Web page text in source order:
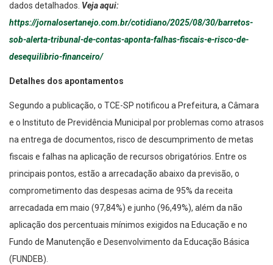
dados detalhados. Veja aqui:
https://jornalosertanejo.com.br/cotidiano/2025/08/30/barretos-
sob-alerta-tribunal-de-contas-aponta-falhas-fiscais-e-risco-de-
desequilibrio-financeiro/
Detalhes dos apontamentos
Segundo a publicação, o TCE-SP notificou a Prefeitura, a Câmara
e o Instituto de Previdência Municipal por problemas como atrasos
na entrega de documentos, risco de descumprimento de metas
fiscais e falhas na aplicação de recursos obrigatórios. Entre os
principais pontos, estão a arrecadação abaixo da previsão, o
comprometimento das despesas acima de 95% da receita
arrecadada em maio (97,84%) e junho (96,49%), além da não
aplicação dos percentuais mínimos exigidos na Educação e no
Fundo de Manutenção e Desenvolvimento da Educação Básica
(FUNDEB).